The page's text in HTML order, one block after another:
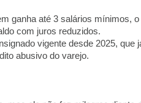
ganha até 3 salários mínimos,
com juros reduzidos.
vigente desde 2025, que
abusivo do varejo.